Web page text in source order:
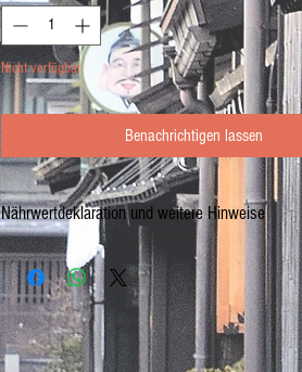
Nicht verfügbar
Benachrichtigen lassen
Nährwertdeklaration und weitere Hinweise